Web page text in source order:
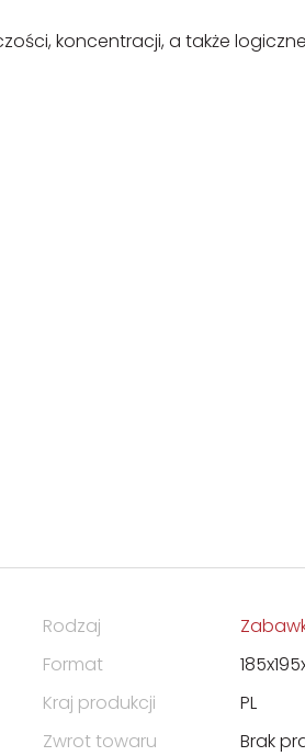
koncentracji, a także
Rodzaj
Format
Kraj produkcji
PL
Zwrot towaru
Brak